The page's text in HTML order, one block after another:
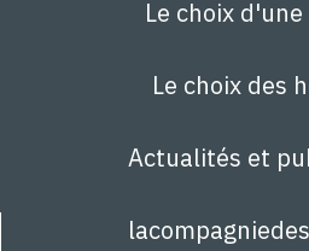
Le choix
Le choix des
Actualités et